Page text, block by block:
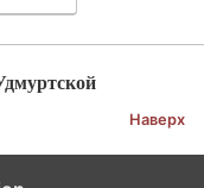
Наверх